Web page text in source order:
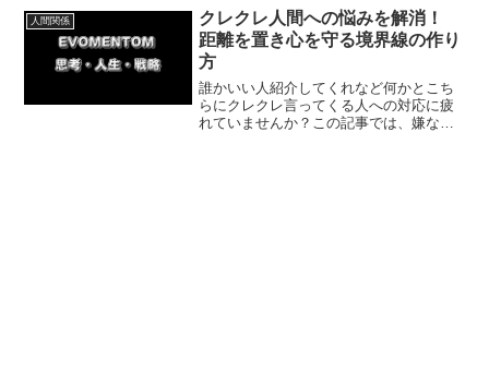
介していきます。
人間関係
クレクレ人間への悩みを解消！
距離を置き心を守る境界線の作り
方
誰かいい人紹介してくれなど何かとこち
らにクレクレ言ってくる人への対応に疲
れていませんか？この記事では、嫌な要